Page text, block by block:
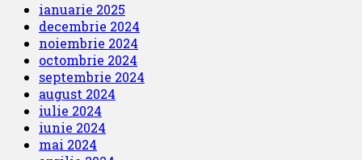
ianuarie 2025
decembrie 2024
noiembrie 2024
octombrie 2024
septembrie 2024
august 2024
iulie 2024
iunie 2024
mai 2024